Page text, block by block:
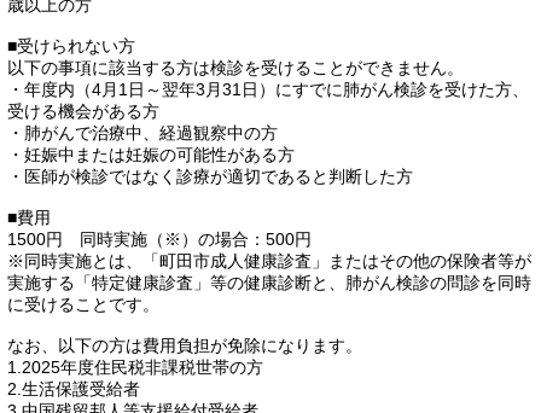
歳以上の方
■受けられない方
以下の事項に該当する方は検診を受けることができません。
・年度内（4月1日～翌年3月31日）にすでに肺がん検診を受けた方、
受ける機会がある方
・肺がんで治療中、経過観察中の方
・妊娠中または妊娠の可能性がある方
・医師が検診ではなく診療が適切であると判断した方
■費用
1500円 同時実施（※）の場合：500円
※同時実施とは、「町田市成人健康診査」またはその他の保険者等が
実施する「特定健康診査」等の健康診断と、肺がん検診の問診を同時
に受けることです。
なお、以下の方は費用負担が免除になります。
1.2025年度住民税非課税世帯の方
2.生活保護受給者